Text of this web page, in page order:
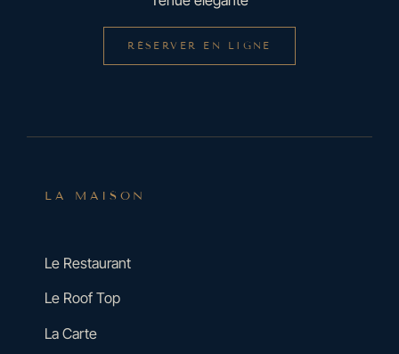
RÉSERVER EN LIGNE
LA MAISON
Le Restaurant
Le Roof Top
La Carte